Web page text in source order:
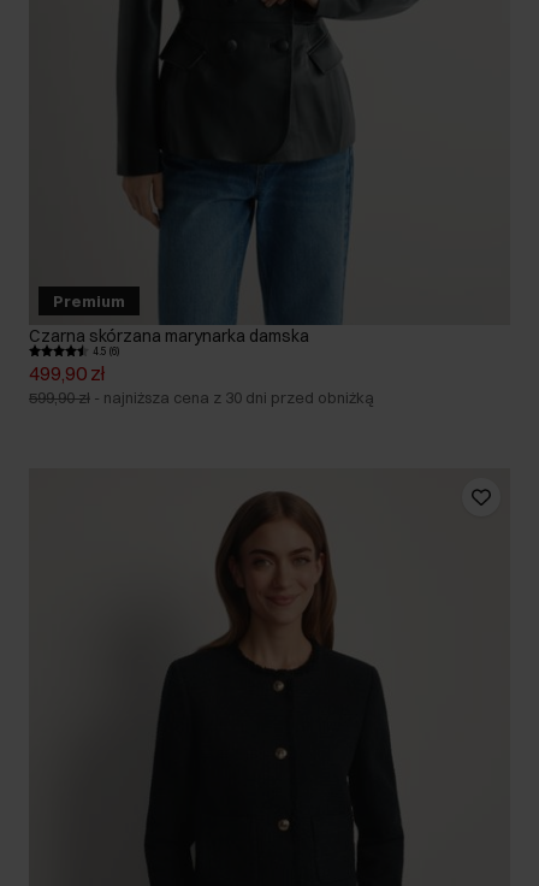
Premium
Czarna skórzana marynarka damska
4.5 (6)
499,90 zł
599,90 zł - najniższa cena z 30 dni przed obniżką